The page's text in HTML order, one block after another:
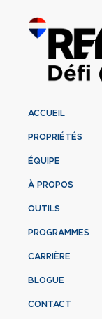
ACCUEIL
PROPRIÉTÉS
ÉQUIPE
À PROPOS
OUTILS
PROGRAMMES
CARRIÈRE
BLOGUE
CONTACT